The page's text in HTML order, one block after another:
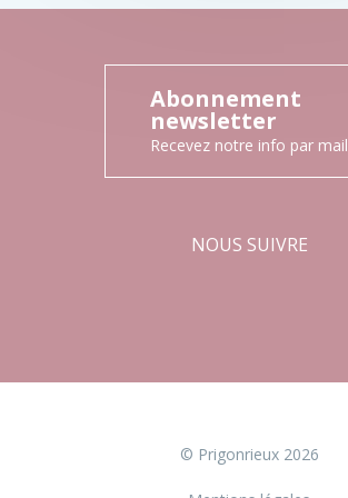
Abonnement
newsletter
Recevez notre info par mail
NOUS SUIVRE
© Prigonrieux 2026